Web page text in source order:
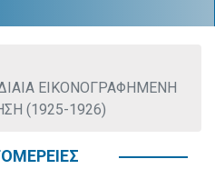
ΕΙΚΟΝΟΓΡΑΦΗΜΕΝΗ
(1925-1926)